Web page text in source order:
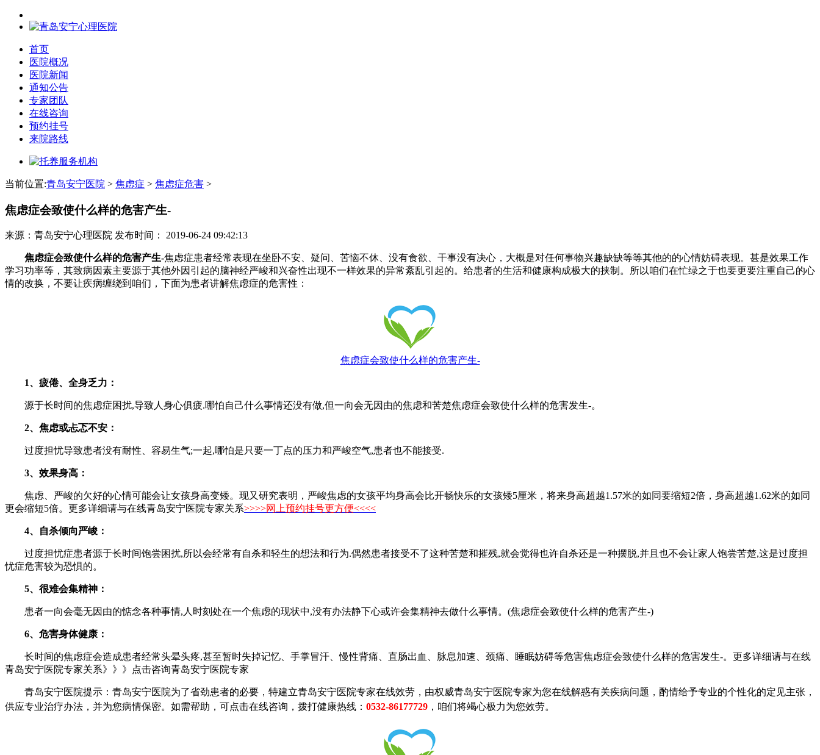
首页
医院概况
医院新闻
通知公告
专家团队
在线咨询
预约挂号
来院路线
当前位置:青岛安宁医院 > 焦虑症 > 焦虑症危害 >
焦虑症会致使什么样的危害产生-
来源：青岛安宁心理医院 发布时间： 2019-06-24 09:42:13
焦虑症会致使什么样的危害产生-焦虑症患者经常表现在坐卧不安、疑问、苦恼不休、没有食欲、干事没有决心，大概是对任何事物兴趣缺缺等等其他的的心情妨碍表现。甚是效果工作
学习功率等，其致病因素主要源于其他外因引起的脑神经严峻和兴奋性出现不一样效果的异常紊乱引起的。给患者的生活和健康构成极大的挟制。所以咱们在忙绿之于也要更要注重自己的心
情的改换，不要让疾病缠绕到咱们，下面为患者讲解焦虑症的危害性：
焦虑症会致使什么样的危害产生-
1、疲倦、全身乏力：
源于长时间的焦虑症困扰,导致人身心俱疲.哪怕自己什么事情还没有做,但一向会无因由的焦虑和苦楚焦虑症会致使什么样的危害发生-。
2、焦虑或忐忑不安：
过度担忧导致患者没有耐性、容易生气;一起,哪怕是只要一丁点的压力和严峻空气,患者也不能接受.
3、效果身高：
焦虑、严峻的欠好的心情可能会让女孩身高变矮。现又研究表明，严峻焦虑的女孩平均身高会比开畅快乐的女孩矮5厘米，将来身高超越1.57米的如同要缩短2倍，身高超越1.62米的如同
更会缩短5倍。更多详细请与在线青岛安宁医院专家关系>>>>网上预约挂号更方便<<<<
4、自杀倾向严峻：
过度担忧症患者源于长时间饱尝困扰,所以会经常有自杀和轻生的想法和行为.偶然患者接受不了这种苦楚和摧残,就会觉得也许自杀还是一种摆脱,并且也不会让家人饱尝苦楚,这是过度担
忧症危害较为恐惧的。
5、很难会集精神：
患者一向会毫无因由的惦念各种事情,人时刻处在一个焦虑的现状中,没有办法静下心或许会集精神去做什么事情。(焦虑症会致使什么样的危害产生-)
6、危害身体健康：
长时间的焦虑症会造成患者经常头晕头疼,甚至暂时失掉记忆、手掌冒汗、慢性背痛、直肠出血、脉息加速、颈痛、睡眠妨碍等危害焦虑症会致使什么样的危害发生-。更多详细请与在线
青岛安宁医院专家关系》》》点击咨询青岛安宁医院专家
青岛安宁医院提示：青岛安宁医院为了省劲患者的必要，特建立青岛安宁医院专家在线效劳，由权威青岛安宁医院专家为您在线解惑有关疾病问题，酌情给予专业的个性化的定见主张，
供应专业治疗办法，并为您病情保密。如需帮助，可点击在线咨询，拨打健康热线： 0532-86177729 ，咱们将竭心极力为您效劳。